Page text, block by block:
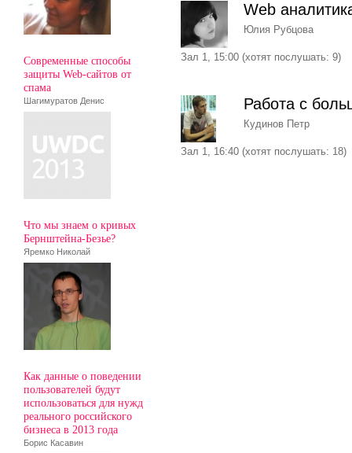
Современные способы
защиты Web-сайтов от
спама
Шагимуратов Денис
Что мы знаем о кривых
Бернштейна-Безье?
Яремко Николай
Как данные о поведении
пользователей будут
использоваться для нужд
реального российского
бизнеса в 2013 года
Борис Касавин
Web
Юлия Рубцова
Зал 1, 15:00 (хотят послушать: 9)
Работа с
Кудинов Петр
Зал 1, 16:40 (хотят послушать: 18)